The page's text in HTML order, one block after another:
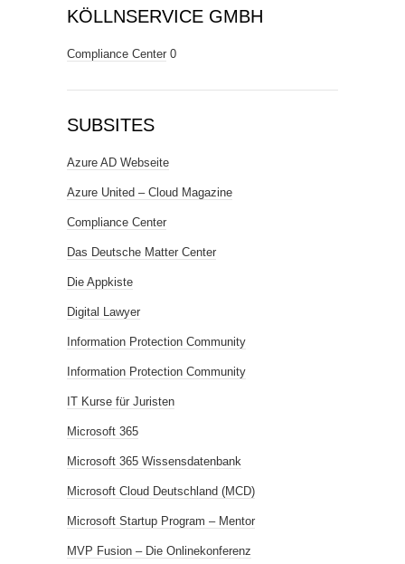
KÖLLNSERVICE GMBH
Compliance Center 0
SUBSITES
Azure AD Webseite
Azure United – Cloud Magazine
Compliance Center
Das Deutsche Matter Center
Die Appkiste
Digital Lawyer
Information Protection Community
Information Protection Community
IT Kurse für Juristen
Microsoft 365
Microsoft 365 Wissensdatenbank
Microsoft Cloud Deutschland (MCD)
Microsoft Startup Program – Mentor
MVP Fusion – Die Onlinekonferenz